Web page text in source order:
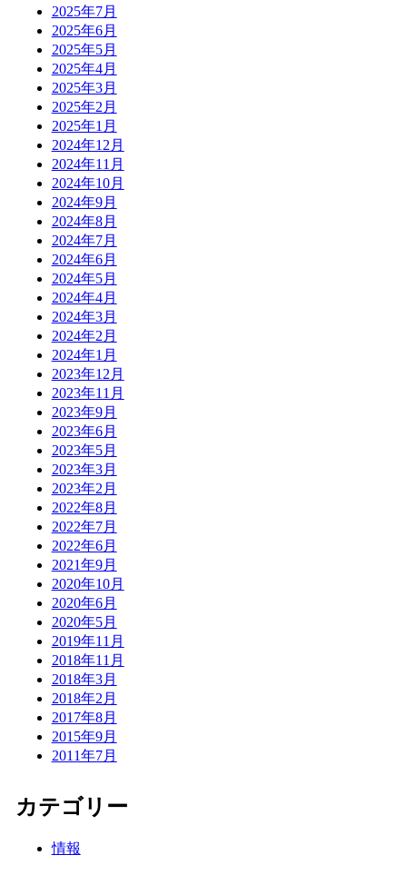
2025年7月
2025年6月
2025年5月
2025年4月
2025年3月
2025年2月
2025年1月
2024年12月
2024年11月
2024年10月
2024年9月
2024年8月
2024年7月
2024年6月
2024年5月
2024年4月
2024年3月
2024年2月
2024年1月
2023年12月
2023年11月
2023年9月
2023年6月
2023年5月
2023年3月
2023年2月
2022年8月
2022年7月
2022年6月
2021年9月
2020年10月
2020年6月
2020年5月
2019年11月
2018年11月
2018年3月
2018年2月
2017年8月
2015年9月
2011年7月
カテゴリー
情報